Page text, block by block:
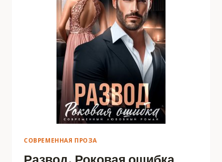
СОВРЕМЕННАЯ ПРОЗА